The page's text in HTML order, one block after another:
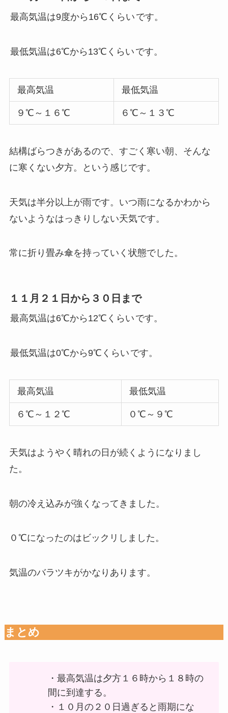
最高気温は9度から16℃くらい です。
最低気温は6℃から13℃くらい です。
最高気温 最低気温
９℃～１６℃ ６℃～１３℃
結構ばらつきがあるので、すごく寒い朝、そんな
に寒くない夕方。という感じです。
天気は半分以上が雨です。いつ雨になるかわから
ないようなはっきりしない天気です。
常に折り畳み傘を持っていく状態でした。
１１月２１日から３０日まで
最高気温は6℃から12℃くらい です。
最低気温は0℃から9℃くらい です。
最高気温 最低気温
６℃～１２℃ ０℃～９℃
天気はようやく晴れの日が続くようになりまし
た。
朝の冷え込みが強くなってきました。
０℃になったのはビックリしました。
気温のバラツキがかなりあります。
まとめ
・最高気温は夕方１６時から１８時の
間に到達する。
・１０月の２０日過ぎると雨期にな